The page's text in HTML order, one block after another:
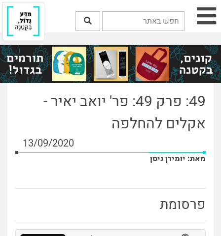
49: פרק 49: פר' יואב יאיר -
אקלים להחלפה
13/09/2020
מאת: יומירן ניסן
פרסומת